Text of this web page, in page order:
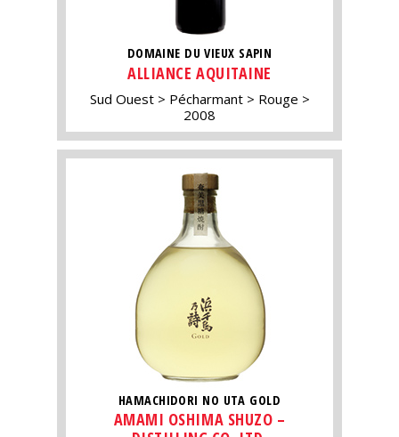
DOMAINE DU VIEUX SAPIN
ALLIANCE AQUITAINE
Sud Ouest Pécharmant
Rouge
2008
HAMACHIDORI NO UTA GOLD
AMAMI OSHIMA SHUZO –